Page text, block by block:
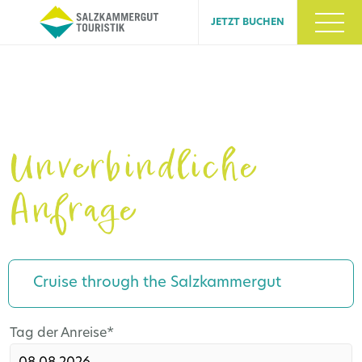
JETZT BUCHEN
Unverbindliche
Anfrage
Cruise through the Salzkammergut
Pflichtfeld
Tag der Anreise*